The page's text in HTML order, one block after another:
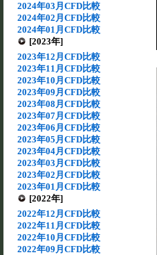
2024年03月CFD比較
2024年02月CFD比較
2024年01月CFD比較
[2023年]
2023年12月CFD比較
2023年11月CFD比較
2023年10月CFD比較
2023年09月CFD比較
2023年08月CFD比較
2023年07月CFD比較
2023年06月CFD比較
2023年05月CFD比較
2023年04月CFD比較
2023年03月CFD比較
2023年02月CFD比較
2023年01月CFD比較
[2022年]
2022年12月CFD比較
2022年11月CFD比較
2022年10月CFD比較
2022年09月CFD比較